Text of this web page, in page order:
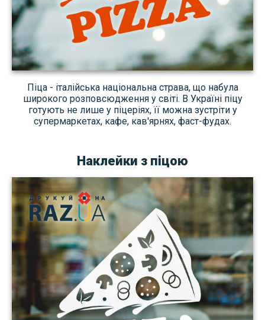
Піца - італійська національна страва, що набула
широкого розповсюдження у світі. В Україні піцу
готують не лише у піцеріях, її можна зустріти у
супермаркетах, кафе, кав'ярнях, фаст-фудах.
Наклейки з піцою